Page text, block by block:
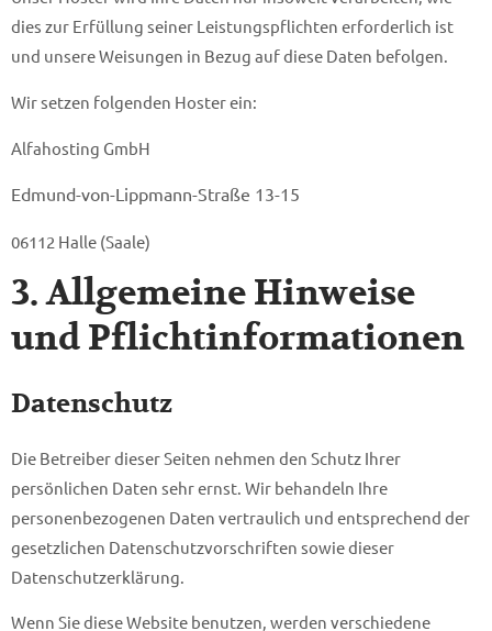
dies zur Erfüllung seiner Leistungspflichten erforderlich ist
und unsere Weisungen in Bezug auf diese Daten befolgen.
Wir setzen folgenden Hoster ein:
Alfahosting GmbH
Edmund-von-Lippmann-Straße 13-15
06112 Halle (Saale)
3. Allgemeine Hinweise
und Pflicht­informationen
Datenschutz
Die Betreiber dieser Seiten nehmen den Schutz Ihrer
persönlichen Daten sehr ernst. Wir behandeln Ihre
personenbezogenen Daten vertraulich und entsprechend der
gesetzlichen Datenschutzvorschriften sowie dieser
Datenschutzerklärung.
Wenn Sie diese Website benutzen, werden verschiedene